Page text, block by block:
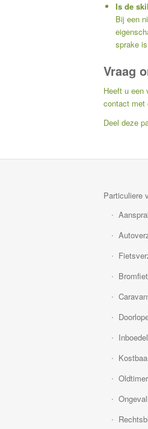
Is de
Bij een
sprake
Vraag
Heeft u een
contact met
Deel deze
Particuliere